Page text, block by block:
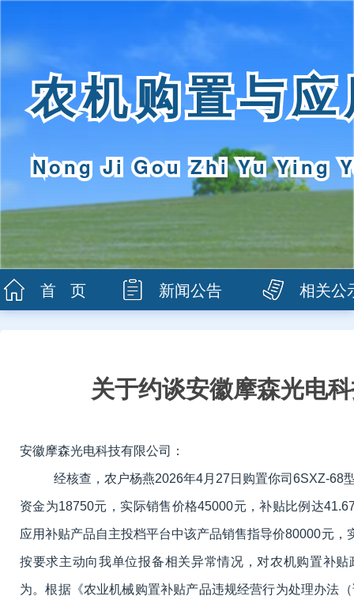
农机购置与
Nong Ji Gou Zhi Yu Ying
首 页 新闻公告 相关公
关于约谈安徽摩森光电
安徽摩森光电科技有限公司 ：
经核查，农户杨燕2026年4月 27 日购置你司 6SXZ-68
资金为18750元，实际销售价格45000元，补贴比例达
应用补贴产品自主投档平台中该产品销售指导价80000元，
按要求主动向我单位报备相关异常情况，对农机购置补
为。根据《农业机械购置补贴产品违规经营行为处理办法